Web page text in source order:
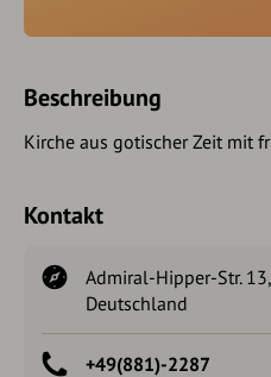
Beschreibung
Kirche aus gotischer Zeit mit
Kontakt
Admiral-Hipper-Str.
Deutschland
+49(881)-2287